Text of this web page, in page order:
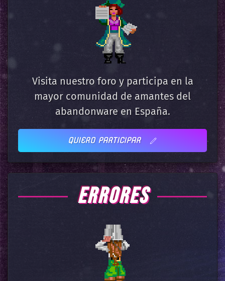
Visita nuestro foro y participa en la
mayor comunidad de amantes del
abandonware en España.
QUIERO PARTICIPAR
ERRORES